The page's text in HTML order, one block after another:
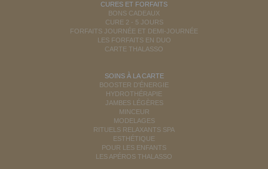
CURES ET FORFAITS
BONS CADEAUX
CURE 2 - 5 JOURS
FORFAITS JOURNÉE ET DEMI-JOURNÉE
LES FORFAITS EN DUO
CARTE THALASSO
SOINS À LA CARTE
BOOSTER D'ÉNERGIE
HYDROTHÉRAPIE
JAMBES LÉGÈRES
MINCEUR
MODELAGES
RITUELS RELAXANTS SPA
ESTHÉTIQUE
POUR LES ENFANTS
LES APÉROS THALASSO